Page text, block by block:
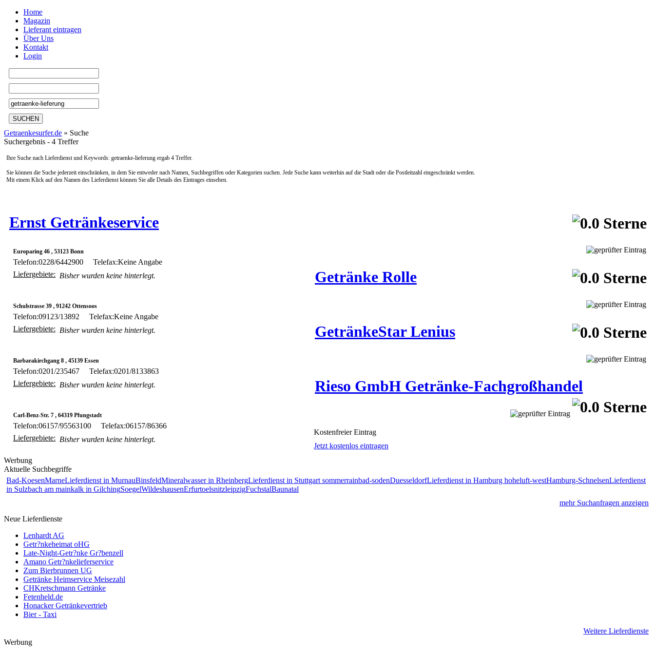
Home
Magazin
Lieferant eintragen
Über Uns
Kontakt
Login
SUCHEN
Getraenkesurfer.de » Suche
Suchergebnis - 4 Treffer
Ihre Suche nach Lieferdienst und Keywords: getraenke-lieferung ergab 4 Treffer.
Sie können die Suche jederzeit einschränken, in dem Sie entweder nach Namen, Suchbegriffen oder Kategorien suchen. Jede Suche kann weiterhin auf die Stadt oder die Postleitzahl eingeschränkt werden.
Mit einem Klick auf den Namen des Lieferdienst können Sie alle Details des Eintrages einsehen.
Ernst Getränkeservice
Europaring 46 , 53123 Bonn
Telefon:0228/6442900
Telefax:Keine Angabe
Liefergebiete: Bisher wurden keine hinterlegt. Getränke Rolle
Schulstrasse 39 , 91242 Ottensoos
Telefon:09123/13892
Telefax:Keine Angabe
Liefergebiete: Bisher wurden keine hinterlegt. GetränkeStar Lenius
Barbarakirchgang 8 , 45139 Essen
Telefon:0201/235467
Telefax:0201/8133863
Liefergebiete: Bisher wurden keine hinterlegt. Rieso GmbH Getränke-Fachgroßhandel
Carl-Benz-Str. 7 , 64319 Pfungstadt
Telefon:06157/95563100
Telefax:06157/86366
Liefergebiete: Bisher wurden keine hinterlegt.
Kostenfreier Eintrag
Jetzt kostenlos eintragen
Werbung
Aktuelle Suchbegriffe
Bad-KoesenMarneLieferdienst in MurnauBinsfeldMineralwasser in RheinbergLieferdienst in Stuttgart sommerrainbad-sodenDuesseldorfLieferdienst in Hamburg hoheluft-westHamburg-SchnelsenLieferdienst
in Sulzbach am mainkalk in GilchingSoegelWildeshausenErfurtoelsnitzleipzigFuchstalBaunatal
mehr Suchanfragen anzeigen
Neue Lieferdienste
Lenhardt AG
Getr?nkeheimat oHG
Late-Night-Getr?nke Gr?benzell
Amano Getr?nkelieferservice
Zum Bierbrunnen UG
Getränke Heimservice Meisezahl
CHKretschmann Getränke
Fetenheld.de
Honacker Getränkevertrieb
Bier - Taxi
Weitere Lieferdienste
Werbung